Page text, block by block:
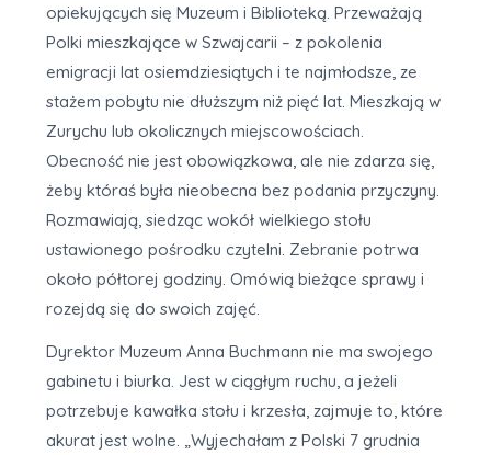
opiekujących się Muzeum i Biblioteką. Przeważają
Polki mieszkające w Szwajcarii – z pokolenia
emigracji lat osiemdziesiątych i te najmłodsze, ze
stażem pobytu nie dłuższym niż pięć lat. Mieszkają w
Zurychu lub okolicznych miejscowościach.
Obecność nie jest obowiązkowa, ale nie zdarza się,
żeby któraś była nieobecna bez podania przyczyny.
Rozmawiają, siedząc wokół wielkiego stołu
ustawionego pośrodku czytelni. Zebranie potrwa
około półtorej godziny. Omówią bieżące sprawy i
rozejdą się do swoich zajęć.
Dyrektor Muzeum Anna Buchmann nie ma swojego
gabinetu i biurka. Jest w ciągłym ruchu, a jeżeli
potrzebuje kawałka stołu i krzesła, zajmuje to, które
akurat jest wolne. „Wyjechałam z Polski 7 grudnia